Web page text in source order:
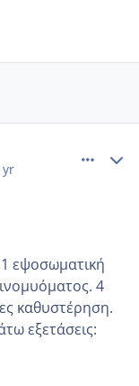
yr
εψοσωματική
4
καθυστέρηση.
εξετάσεις: